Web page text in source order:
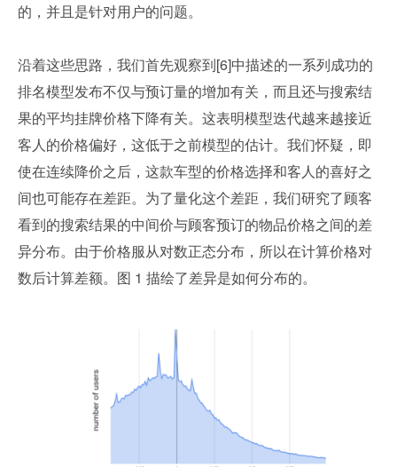
的，并且是针对用户的问题。
沿着这些思路，我们首先观察到[6]中描述的一系列成功的
排名模型发布不仅与预订量的增加有关，而且还与搜索结
果的平均挂牌价格下降有关。这表明模型迭代越来越接近
客人的价格偏好，这低于之前模型的估计。我们怀疑，即
使在连续降价之后，这款车型的价格选择和客人的喜好之
间也可能存在差距。为了量化这个差距，我们研究了顾客
看到的搜索结果的中间价与顾客预订的物品价格之间的差
异分布。由于价格服从对数正态分布，所以在计算价格对
数后计算差额。图 1 描绘了差异是如何分布的。